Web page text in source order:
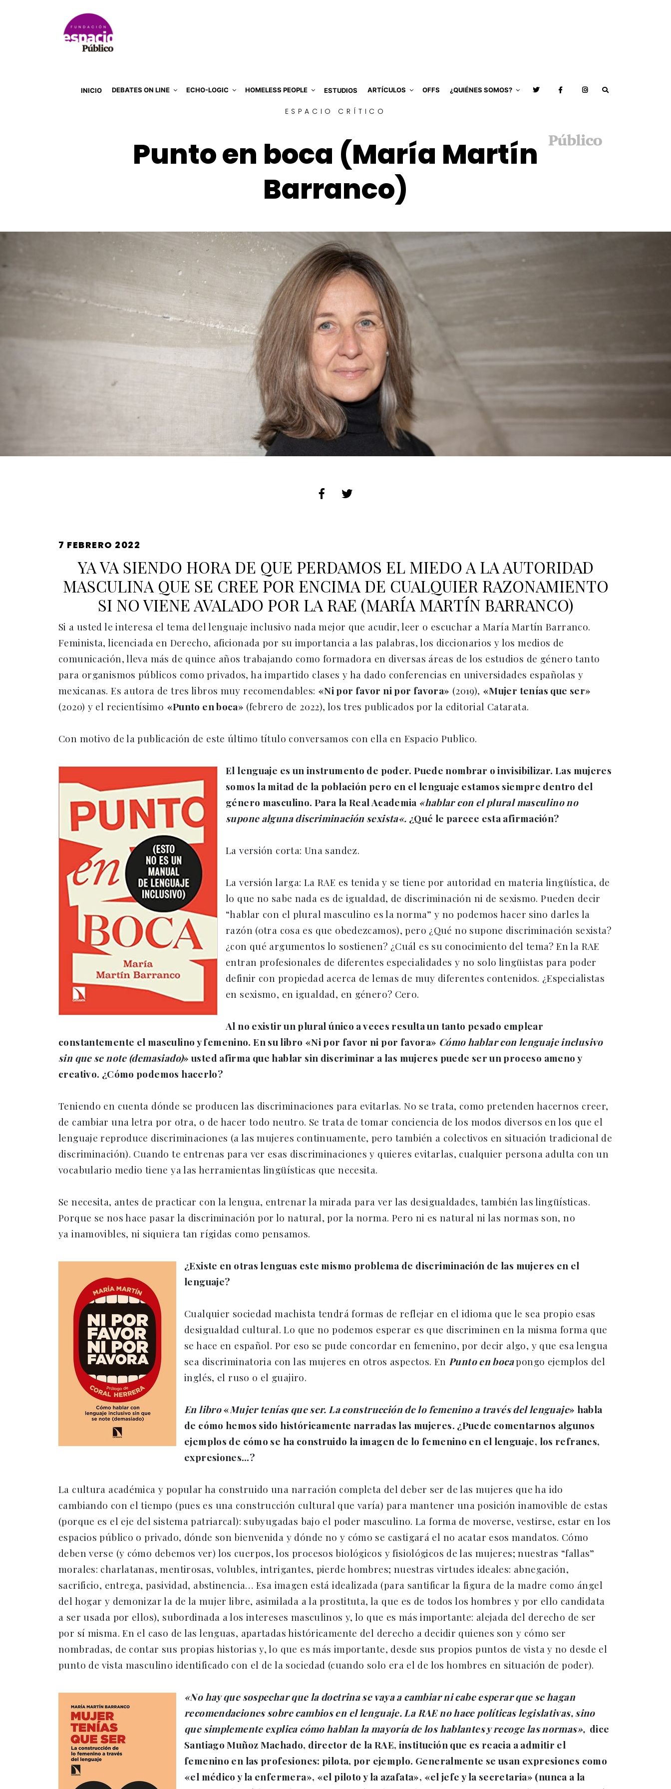
INICIO DEBATES ON LINE ECHO-LOGIC HOMELESS PEOPLE ESTUDIOS ARTÍCULOS OFFS ¿QUIÉNES SOMOS?
ESPACIO CRÍTICO
Punto en boca (María Martín
Barranco)
PUBLICADO
7 FEBRERO 2022
YA VA SIENDO HORA DE QUE PERDAMOS EL MIEDO A LA AUTORIDAD
MASCULINA QUE SE CREE POR ENCIMA DE CUALQUIER RAZONAMIENTO
SI NO VIENE AVALADO POR LA RAE (MARÍA MARTÍN BARRANCO)
Si a usted le interesa el tema del lenguaje inclusivo nada mejor que acudir, leer o escuchar a María Martín Barranco.
Feminista, licenciada en Derecho, aficionada por su importancia a las palabras, los diccionarios y los medios de
comunicación, lleva más de quince años trabajando como formadora en diversas áreas de los estudios de género tanto
para organismos públicos como privados, ha impartido clases y ha dado conferencias en universidades españolas y
mexicanas. Es autora de tres libros muy recomendables: «Ni por favor ni por favora» (2019), «Mujer tenías que ser»
(2020) y el recientísimo «Punto en boca» (febrero de 2022), los tres publicados por la editorial Catarata.
Con motivo de la publicación de este último título conversamos con ella en Espacio Publico.
El lenguaje es un instrumento de poder. Puede nombrar o invisibilizar. Las mujeres
somos la mitad de la población pero en el lenguaje estamos siempre dentro del
género masculino. Para la Real Academia «hablar con el plural masculino no
supone alguna discriminación sexista«. ¿Qué le parece esta afirmación?
La versión corta: Una sandez.
La versión larga: La RAE es tenida y se tiene por autoridad en materia lingüística, de
lo que no sabe nada es de igualdad, de discriminación ni de sexismo. Pueden decir
“hablar con el plural masculino es la norma” y no podemos hacer sino darles la
razón (otra cosa es que obedezcamos), pero ¿Qué no supone discriminación sexista?
¿con qué argumentos lo sostienen? ¿Cuál es su conocimiento del tema? En la RAE
entran profesionales de diferentes especialidades y no solo lingüistas para poder
definir con propiedad acerca de lemas de muy diferentes contenidos. ¿Especialistas
en sexismo, en igualdad, en género? Cero.
Al no existir un plural único a veces resulta un tanto pesado emplear
constantemente el masculino y femenino. En su libro «Ni por favor ni por favora» Cómo hablar con lenguaje inclusivo
sin que se note (demasiado)» usted afirma que hablar sin discriminar a las mujeres puede ser un proceso ameno y
creativo. ¿Cómo podemos hacerlo?
Teniendo en cuenta dónde se producen las discriminaciones para evitarlas. No se trata, como pretenden hacernos creer,
de cambiar una letra por otra, o de hacer todo neutro. Se trata de tomar conciencia de los modos diversos en los que el
lenguaje reproduce discriminaciones (a las mujeres continuamente, pero también a colectivos en situación tradicional de
discriminación). Cuando te entrenas para ver esas discriminaciones y quieres evitarlas, cualquier persona adulta con un
vocabulario medio tiene ya las herramientas lingüísticas que necesita.
Se necesita, antes de practicar con la lengua, entrenar la mirada para ver las desigualdades, también las lingüísticas.
Porque se nos hace pasar la discriminación por lo natural, por la norma. Pero ni es natural ni las normas son, no
ya inamovibles, ni siquiera tan rígidas como pensamos.
¿Existe en otras lenguas este mismo problema de discriminación de las mujeres en el
lenguaje?
Cualquier sociedad machista tendrá formas de reflejar en el idioma que le sea propio esas
desigualdad cultural. Lo que no podemos esperar es que discriminen en la misma forma que
se hace en español. Por eso se pude concordar en femenino, por decir algo, y que esa lengua
sea discriminatoria con las mujeres en otros aspectos. En Punto en bocapongo ejemplos del
inglés, el ruso o el guajiro.
En libro«Mujer tenías que ser. La construcción de lo femenino a través del lenguaje» habla
de cómo hemos sido históricamente narradas las mujeres. ¿Puede comentarnos algunos
ejemplos de cómo se ha construido la imagen de lo femenino en el lenguaje, los refranes,
expresiones…?
La cultura académica y popular ha construido una narración completa del deber ser de las mujeres que ha ido
cambiando con el tiempo (pues es una construcción cultural que varía) para mantener una posición inamovible de estas
(porque es el eje del sistema patriarcal): subyugadas bajo el poder masculino. La forma de moverse, vestirse, estar en los
espacios público o privado, dónde son bienvenida y dónde no y cómo se castigará el no acatar esos mandatos. Cómo
deben verse (y cómo debemos ver) los cuerpos, los procesos biológicos y fisiológicos de las mujeres; nuestras “fallas”
morales: charlatanas, mentirosas, volubles, intrigantes, pierde hombres; nuestras virtudes ideales: abnegación,
sacrificio, entrega, pasividad, abstinencia… Esa imagen está idealizada (para santificar la figura de la madre como ángel
del hogar y demonizar la de la mujer libre, asimilada a la prostituta, la que es de todos los hombres y por ello candidata
a ser usada por ellos), subordinada a los intereses masculinos y, lo que es más importante: alejada del derecho de ser
por sí misma. En el caso de las lenguas, apartadas históricamente del derecho a decidir quienes son y cómo ser
nombradas, de contar sus propias historias y, lo que es más importante, desde sus propios puntos de vista y no desde el
punto de vista masculino identificado con el de la sociedad (cuando solo era el de los hombres en situación de poder).
«No hay que sospechar que la doctrina se vaya a cambiar ni cabe esperar que se hagan
recomendaciones sobre cambios en el lenguaje. La RAE no hace políticas legislativas,sino
que simplemente explica cómo hablan la mayoría de los hablantes y recoge las normas», dice
Santiago Muñoz Machado, director de la RAE, institución que es reacia a admitir el
femenino en las profesiones: pilota, por ejemplo. Generalmente se usan expresiones como
«el médico y la enfermera», «el piloto y la azafata», «el jefe y la secretaria» (nunca a la